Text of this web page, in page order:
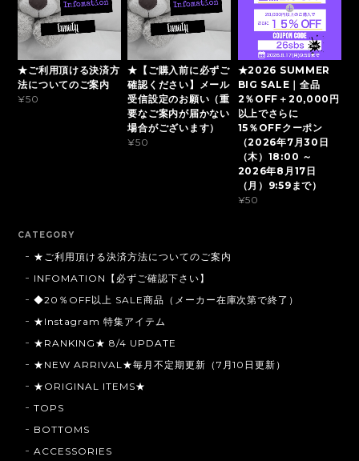
★ご利用頂ける決済方
法についてのご案内
¥50
★【ご購入前に必ずご
確認ください】メール
受信設定のお願い（重
要なご案内が届かない
場合がございます）
¥50
★2026 SUMMER
BIG SALE｜全品
2％OFF＋20,000円
以上でさらに
15％OFFクーポン
（2026年7月30日
（木）18:00 ～
2026年8月17日
（月）9:59まで）
¥50
CATEGORY
★ご利用頂ける決済方法についてのご案内
INFOMATION【必ずご確認下さい】
◆20％OFF以上 SALE商品（メーカー在庫次第で終了）
★Instagram 特集アイテム
★RANKING★ 8/4 UPDATE
★NEW ARRIVAL★毎月不定期更新（7月10日更新）
★ORIGINAL ITEMS★
TOPS
BOTTOMS
ACCESSORIES